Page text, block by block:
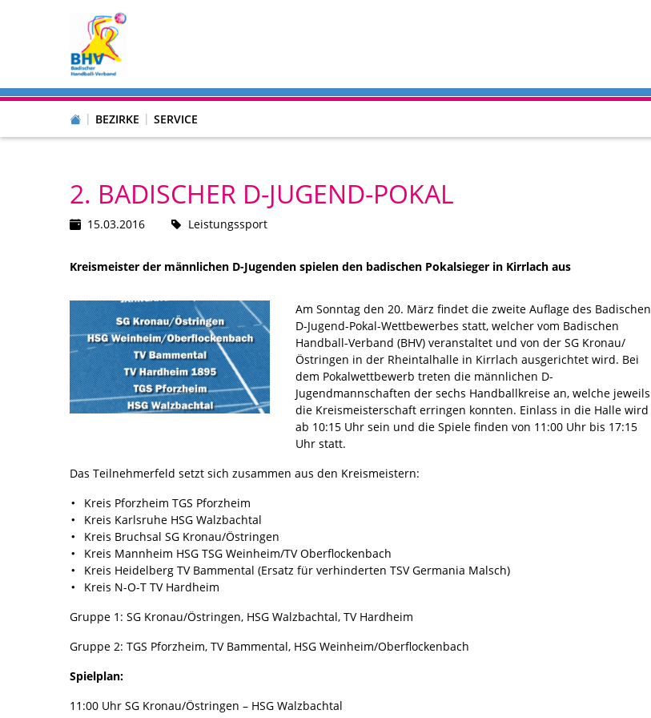
BEZIRKE SERVICE
2. BADISCHER D-JUGEND-POKAL
15.03.2016 Leistungssport
Kreismeister der männlichen D-Jugenden spielen den badischen Pokalsieger in Kirrlach aus
Am Sonntag den 20. März findet die zweite Auflage des Badischen
D-Jugend-Pokal-Wettbewerbes statt, welcher vom Badischen
Handball-Verband (BHV) veranstaltet und von der SG Kronau/
Östringen in der Rheintalhalle in Kirrlach ausgerichtet wird. Bei
dem Pokalwettbewerb treten die männlichen D-
Jugendmannschaften der sechs Handballkreise an, welche jeweils
die Kreismeisterschaft erringen konnten. Einlass in die Halle wird
ab 10:15 Uhr sein und die Spiele finden von 11:00 Uhr bis 17:15
Uhr statt.
Das Teilnehmerfeld setzt sich zusammen aus den Kreismeistern:
Kreis Pforzheim TGS Pforzheim
Kreis Karlsruhe HSG Walzbachtal
Kreis Bruchsal SG Kronau/Östringen
Kreis Mannheim HSG TSG Weinheim/TV Oberflockenbach
Kreis Heidelberg TV Bammental (Ersatz für verhinderten TSV Germania Malsch)
Kreis N-O-T TV Hardheim
Gruppe 1: SG Kronau/Östringen, HSG Walzbachtal, TV Hardheim
Gruppe 2: TGS Pforzheim, TV Bammental, HSG Weinheim/Oberflockenbach
Spielplan:
11:00 Uhr SG Kronau/Östringen – HSG Walzbachtal